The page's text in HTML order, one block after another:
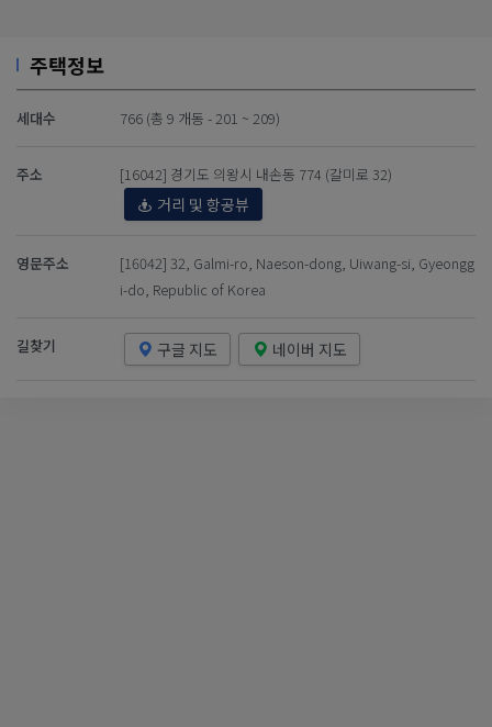
주택정보
세대수 766 (총 9 개동 - 201 ~ 209)
주소 [16042] 경기도 의왕시 내손동 774 (갈미로 32)
거리 및 항공뷰
영문주소
[16042] 32, Galmi-ro, Naeson-dong, Uiwang-si, Gyeongg
i-do, Republic of Korea
길찾기 구글 지도 네이버 지도